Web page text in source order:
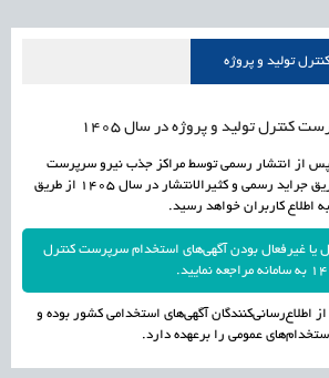
مجوز ایجاد «سندباکس» به نهادهای توسعه‌ای و صنفی
تولید و پروژه
کنترل تولید و پروژه در سال 1405
پس از انتشار رسمی توسط مراکز جذب نیرو سرپرست
کنترل تولید و پروژه از طریق جراید رسمی و کثیرالانتشار در سال 1405 از طریق
اطلاع کاربران خواهد رسید.
یا غیرفعال بودن آگهی‌های استخدام سرپرست کنترل
اطلاع‌رسانی‌کنندگان آگهی‌های استخدامی کشور بوده و
عمومی را برعهده دارد.